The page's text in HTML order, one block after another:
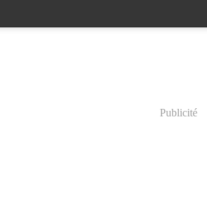
Publicité